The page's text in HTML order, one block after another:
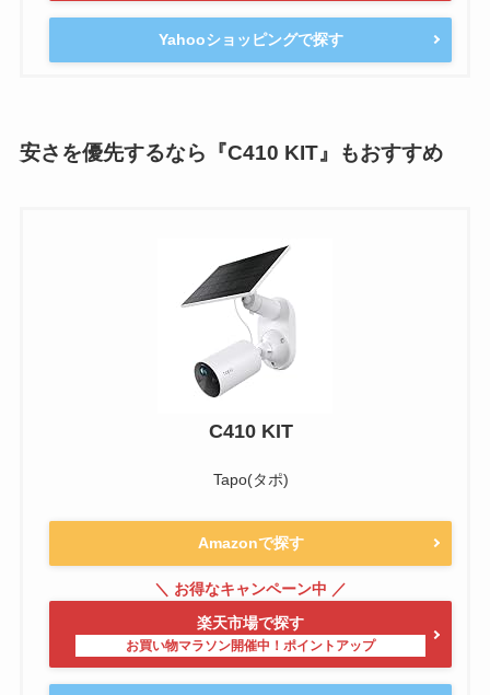
Yahooショッピングで探す
安さを優先するなら『C410 KIT』もおすすめ
C410 KIT
Tapo(タポ)
Amazonで探す
楽天市場で探す